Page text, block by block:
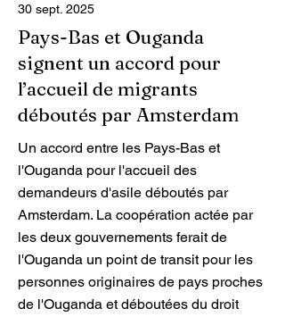
30 sept. 2025
Pays-Bas et Ouganda
signent un accord pour
l’accueil de migrants
déboutés par Amsterdam
Un accord entre les Pays-Bas et
l'Ouganda pour l'accueil des
demandeurs d'asile déboutés par
Amsterdam. La coopération actée par
les deux gouvernements ferait de
l'Ouganda un point de transit pour les
personnes originaires de pays proches
de l'Ouganda et déboutées du droit